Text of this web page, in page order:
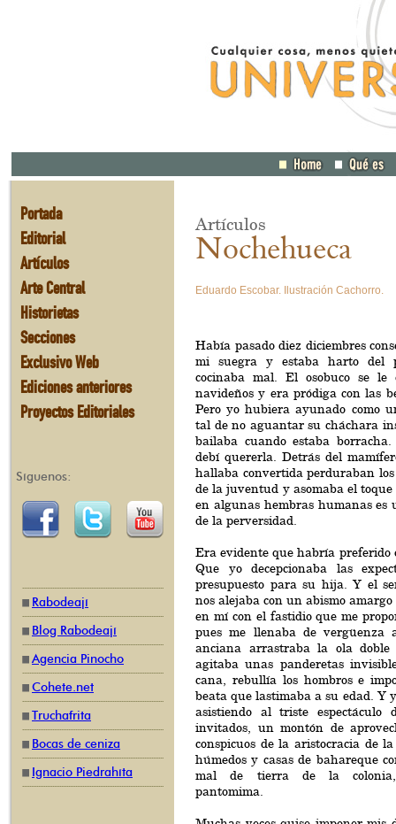
Portada
Editorial
Artículos
Arte Central
Historietas
Secciones
Exclusivo Web
Ediciones anteriores
Proyectos Editoriales
Síguenos:
Rabodeají
Blog Rabodeají
Agencia Pinocho
Cohete.net
Truchafrita
Bocas de ceniza
Ignacio Piedrahíta
Artículos
Nochehueca
Eduardo Escobar. Ilustración Cachorro.
Había pasado diez diciembres
mi suegra y estaba harto del
cocinaba mal. El osobuco se
navideños y era pródiga con las
Pero yo hubiera ayunado como
tal de no aguantar su cháchara
bailaba cuando estaba
debí quererla. Detrás del
hallaba convertida perduraban
de la juventud y asomaba el
en algunas hembras humanas es
de la perversidad.
Era evidente que habría preferido
Que yo decepcionaba las
presupuesto para su hija. Y el
nos alejaba con un abismo
en mí con el fastidio que me
pues me llenaba de vergüenza
anciana arrastraba la ola doble
agitaba unas panderetas
cana, rebullía los hombros e
beata que lastimaba a su edad. Y
asistiendo al triste espectáculo
invitados, un montón de
conspicuos de la aristocracia de
húmedos y casas de bahareque
mal de tierra de la
pantomima.